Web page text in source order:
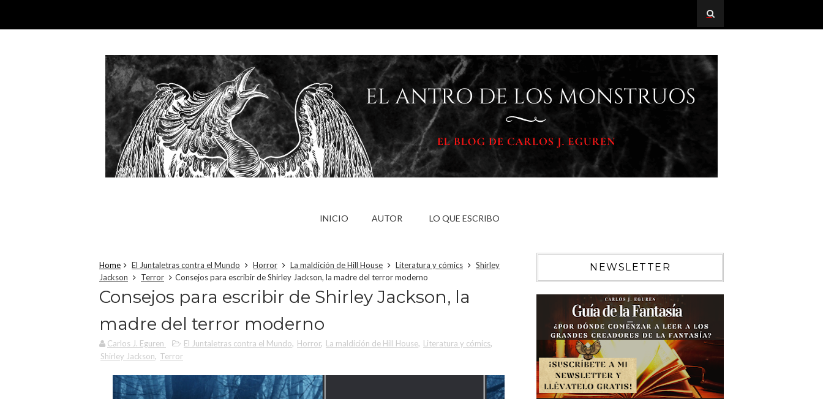
INICIO AUTOR LO QUE ESCRIBO
Home El Juntaletras contra el Mundo Horror La maldición de Hill House Literatura y cómics
Shirley
Jackson
Terror Consejos para escribir de Shirley Jackson, la madre del terror moderno
Consejos para escribir de Shirley Jackson, la
madre del terror moderno
Carlos J. Eguren El Juntaletras contra el Mundo, Horror, La maldición de Hill House, Literatura y cómics,
Shirley Jackson, Terror
NEWSLETTER